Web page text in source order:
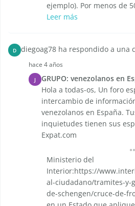
ejemplo). Por menos de
Leer más
D diegoag78 ha respondido a una
hace 4 años
J GRUPO: venezolanos en
Hola a todas-os, Un foro
intercambio de
venezolanos en España.
inquietudes tienen sus
Expat.com
Ministerio del
Interior:https://
al-ciudadano/tramites-y-
de-schengen/cruce-de-